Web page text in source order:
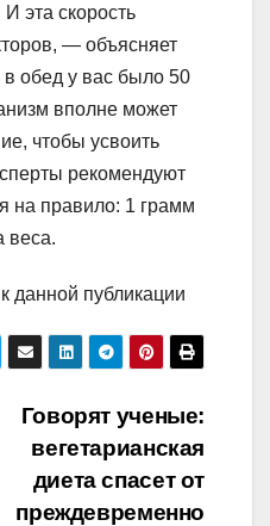
эта скорость
— объясняет
обед у вас было 50
вполне может
чтобы усвоить
рекомендуют
на правило: 1 грамм
веса.
данной публикации
Говорят ученые:
вегетарианская
диета спасет от
преждевременно